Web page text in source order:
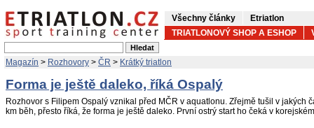
Všechny články
Etriatlon
TRIATLONOVÝ SHOP A ESHOP
Magazín > Rozhovory > ČR > Krátký triatlon
Forma je ještě daleko, říká Ospalý
Rozhovor s Filipem Ospalý vznikal před MČR v aquatlonu. Zřejmě tušil v jakých
km běh, přesto říká, že forma je ještě daleko. První ostrý start ho čeká v